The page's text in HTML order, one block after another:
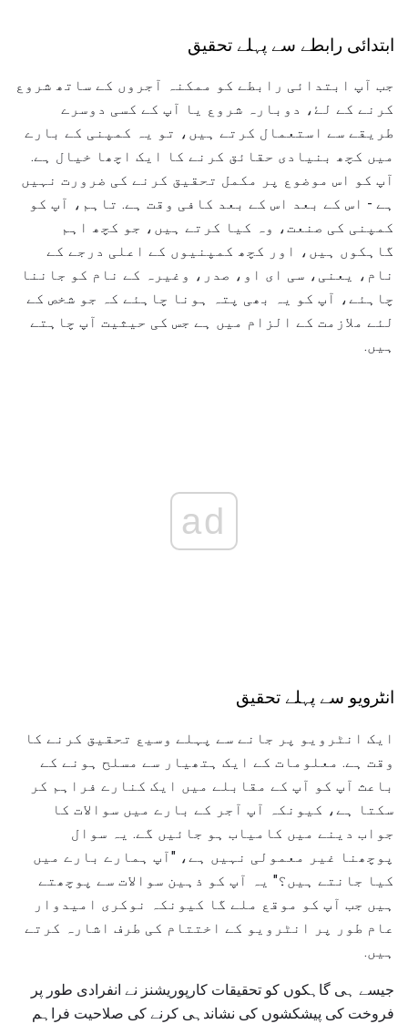
ابتدائی رابطے سے پہلے تحقیق
جب آپ ابتدائی رابطے کو ممکنہ آجروں کے ساتھ شروع
کرنے کے لۓ، دوبارہ شروع یا آپ کے کسی دوسرے
طریقے سے استعمال کرتے ہیں، تو یہ کمپنی کے بارے
میں کچھ بنیادی حقائق کرنے کا ایک اچھا خیال ہے.
آپ کو اس موضوع پر مکمل تحقیق کرنے کی ضرورت نہیں
ہے - اس کے بعد اس کے بعد کافی وقت ہے. تاہم، آپ کو
کمپنی کی صنعت، وہ کیا کرتے ہیں، جو کچھ اہم
گاہکوں ہیں، اور کچھ کمپنیوں کے اعلی درجے کے
نام، یعنی، سی ای او، صدر، وغیرہ کے نام کو جاننا
چاہئے، آپ کو یہ بھی پتہ ہونا چاہئے کہ جو شخص کے
لئے ملازمت کے الزام میں ہے جس کی حیثیت آپ چاہتے
ہیں.
ad
انٹرویو سے پہلے تحقیق
ایک انٹرویو پر جانے سے پہلے وسیع تحقیق کرنے کا
وقت ہے. معلومات کے ایک ہتھیار سے مسلح ہونے کے
باعث آپ کو آپ کے مقابلے میں ایک کنارے فراہم کر
سکتا ہے، کیونکہ آپ آجر کے بارے میں سوالات کا
جواب دینے میں کامیاب ہو جائیں گے. یہ سوال
پوچھنا غیر معمولی نہیں ہے، "آپ ہمارے بارے میں
کیا جانتے ہیں؟" یہ آپ کو ذہین سوالات سے پوچھتے
ہیں جب آپ کو موقع ملے گا کیونکہ نوکری امیدوار
عام طور پر انٹرویو کے اختتام کی طرف اشارہ کرتے
ہیں.
جیسے ہی گاہکوں کو تحقیقات کارپوریشنز نے انفرادی طور پر
فروخت کی پیشکشوں کی نشاندہی کرنے کی صلاحیت فراہم